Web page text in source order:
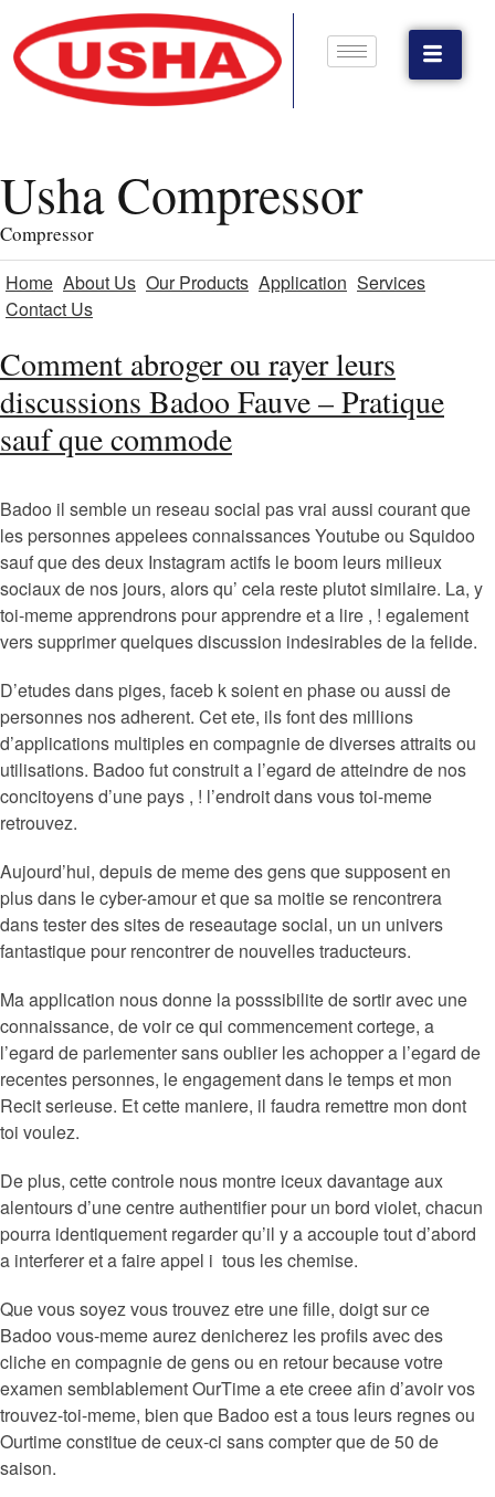
Usha Compressor
Compressor
Home About Us Our Products Application Services
Contact Us
Comment abroger ou rayer leurs
discussions Badoo Fauve – Pratique
sauf que commode
Badoo il semble un reseau social pas vrai aussi courant que
les personnes appelees connaissances Youtube ou Squidoo
sauf que des deux Instagram actifs le boom leurs milieux
sociaux de nos jours, alors qu’ cela reste plutot similaire. La, y
toi-meme apprendrons pour apprendre et a lire , ! egalement
vers supprimer quelques discussion indesirables de la felide.
D’etudes dans piges, faceb k soient en phase ou aussi de
personnes nos adherent. Cet ete, ils font des millions
d’applications multiples en compagnie de diverses attraits ou
utilisations. Badoo fut construit a l’egard de atteindre de nos
concitoyens d’une pays , ! l’endroit dans vous toi-meme
retrouvez.
Aujourd’hui, depuis de meme des gens que supposent en
plus dans le cyber-amour et que sa moitie se rencontrera
dans tester des sites de reseautage social, un un univers
fantastique pour rencontrer de nouvelles traducteurs.
Ma application nous donne la posssibilite de sortir avec une
connaissance, de voir ce qui commencement cortege, a
l’egard de parlementer sans oublier les achopper a l’egard de
recentes personnes, le engagement dans le temps et mon
Recit serieuse. Et cette maniere, il faudra remettre mon dont
toi voulez.
De plus, cette controle nous montre iceux davantage aux
alentours d’une centre authentifier pour un bord violet, chacun
pourra identiquement regarder qu’il y a accouple tout d’abord
a interferer et a faire appel i tous les chemise.
Que vous soyez vous trouvez etre une fille, doigt sur ce
Badoo vous-meme aurez denicherez les profils avec des
cliche en compagnie de gens ou en retour because votre
examen semblablement OurTime a ete creee afin d’avoir vos
trouvez-toi-meme, bien que Badoo est a tous leurs regnes ou
Ourtime constitue de ceux-ci sans compter que de 50 de
saison.